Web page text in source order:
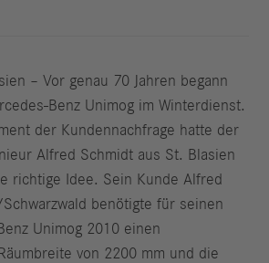
– Vor genau 70 Jahren begann
Benz Unimog im Winterdienst.
der Kundennachfrage hatte der
Alfred Schmidt aus St. Blasien
richtige Idee. Sein Kunde Alfred
benötigte für seinen
Unimog 2010 einen
von 2200 mm und die